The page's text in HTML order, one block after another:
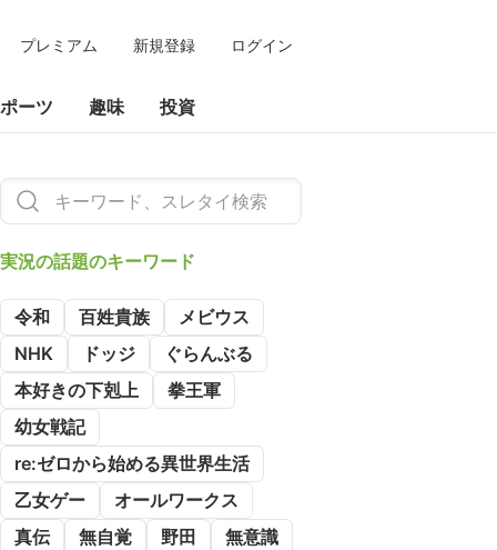
プレミアム 新規登録 ログイン
ーツ 趣味 投資
実況の話題のキーワード
令和 百姓貴族
メビウス
NHK
ドッジ
ぐらんぶる
本好きの下剋上
拳王軍
幼女戦記
re:ゼロから始める異世界生活
乙女ゲー
オールワークス
真伝
無自覚 野田
無意識